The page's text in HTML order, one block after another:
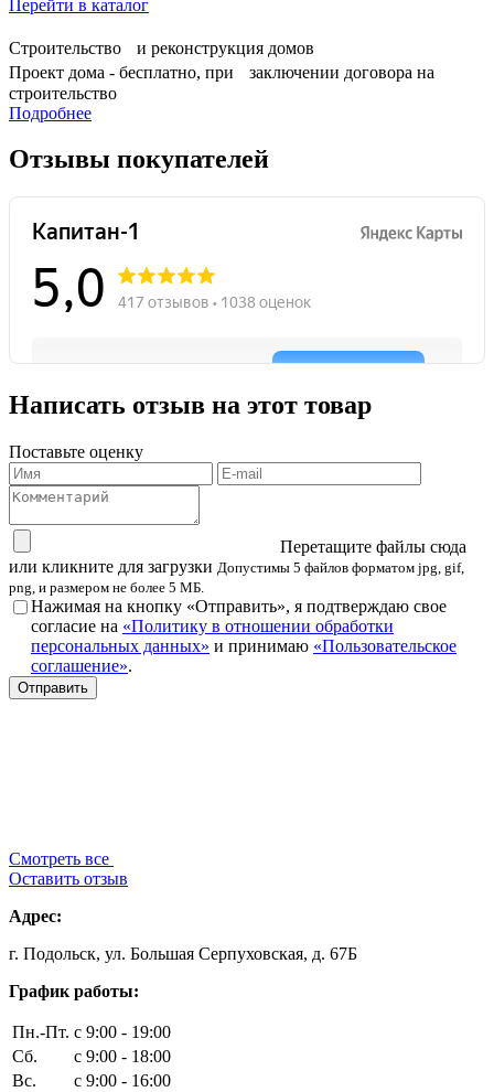
Перейти в каталог
Строительство и реконструкция домов
Проект дома - бесплатно, при заключении договора на
строительство
Подробнее
Отзывы покупателей
Написать отзыв на этот товар
Поставьте оценку
Перетащите файлы сюда
или кликните для загрузки Допустимы 5 файлов форматом jpg, gif,
png, и размером не более 5 МБ.
Нажимая на кнопку «Отправить», я подтверждаю свое
согласие на «Политику в отношении обработки
персональных данных» и принимаю «Пользовательское
соглашение».
Смотреть все
Оставить отзыв
Адрес:
г. Подольск, ул. Большая Серпуховская, д. 67Б
График работы:
Пн.-Пт. с 9:00 - 19:00
Сб.
с 9:00 - 18:00
Вс.
с 9:00 - 16:00